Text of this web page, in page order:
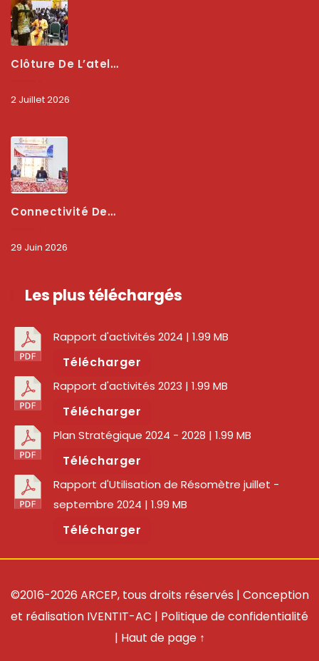
Clôture De L’atelier National : L’ARCEP Et Les Collectivités Territoriales Consolident Leur Partenariat Pour Booster La Qualité Des Services Numériques
2 Juillet 2026
Connectivité Des Territoires : L’ARCEP Et Les Collectivités Territoriales Scellent Un Pacte Stratégique À Bobo-Dioulasso Pour Booster La Qualité Des Réseaux
29 Juin 2026
Les plus téléchargés
Rapport d'activités 2024 | 1.99 MB
Télécharger
Rapport d'activités 2023 | 1.99 MB
Télécharger
Plan Stratégique 2024 - 2028 | 1.99 MB
Télécharger
Rapport d'Utilisation de Résomètre juillet -
septembre 2024 | 1.99 MB
Télécharger
©2016-2026 ARCEP, tous droits réservés | Conception
et réalisation IVENTIT-AC | Politique de confidentialité
| Haut de page ↑